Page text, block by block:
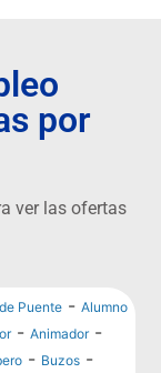
por
ver las ofertas
Puente -Alumno
-Animador-
- Buzos -